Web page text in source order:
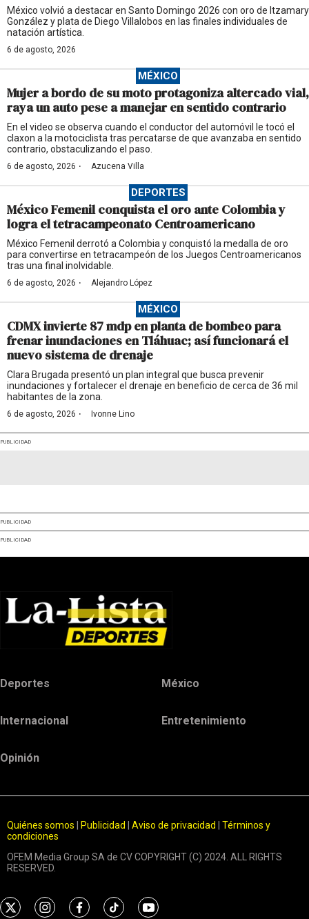
México volvió a destacar en Santo Domingo 2026 con oro de Itzamary
González y plata de Diego Villalobos en las finales individuales de
natación artística.
6 de agosto, 2026
MÉXICO
Mujer a bordo de su moto protagoniza altercado vial,
raya un auto pese a manejar en sentido contrario
En el video se observa cuando el conductor del automóvil le tocó el
claxon a la motociclista tras percatarse de que avanzaba en sentido
contrario, obstaculizando el paso.
6 de agosto, 2026 · Azucena Villa
DEPORTES
México Femenil conquista el oro ante Colombia y
logra el tetracampeonato Centroamericano
México Femenil derrotó a Colombia y conquistó la medalla de oro
para convertirse en tetracampeón de los Juegos Centroamericanos
tras una final inolvidable.
6 de agosto, 2026 · Alejandro López
MÉXICO
CDMX invierte 87 mdp en planta de bombeo para
frenar inundaciones en Tláhuac; así funcionará el
nuevo sistema de drenaje
Clara Brugada presentó un plan integral que busca prevenir
inundaciones y fortalecer el drenaje en beneficio de cerca de 36 mil
habitantes de la zona.
6 de agosto, 2026 · Ivonne Lino
PUBLICIDAD
PUBLICIDAD
PUBLICIDAD
Deportes México
Internacional Entretenimiento
Opinión
Quiénes somos Publicidad Aviso de privacidad
Términos y
condiciones
OFEM Media Group SA de CV COPYRIGHT (C) 2024. ALL RIGHTS
RESERVED.
t i f t y